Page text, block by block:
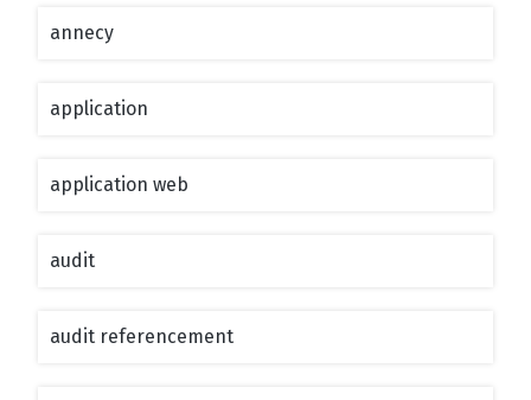
annecy
application
application web
audit
audit referencement